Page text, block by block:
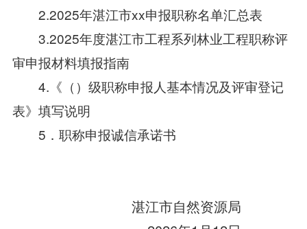
2.2025年湛江市xx申报职称名单汇总表
3.2025年度湛江市工程系列林业工程职称评
审申报材料填报指南
4.《（）级职称申报人基本情况及评审登记
表》填写说明
5．职称申报诚信承诺书
湛江市自然资源局